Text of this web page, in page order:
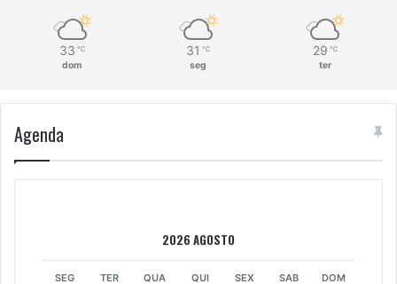
33 ℃
dom
31 ℃
seg
29 ℃
ter
Agenda
2026 AGOSTO
SEG TER QUA QUI SEX SAB DOM